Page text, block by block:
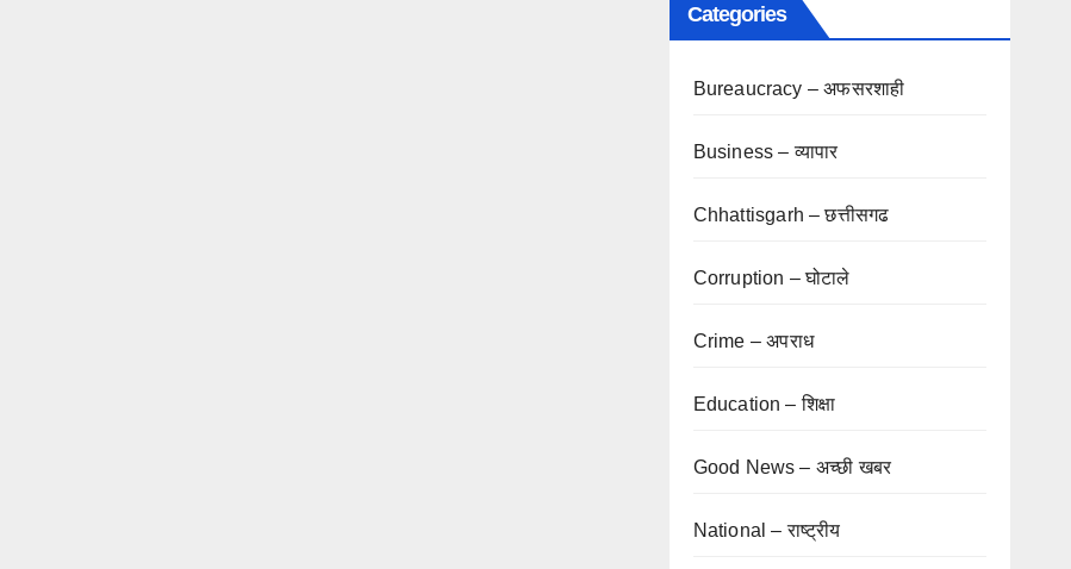
Categories
Bureaucracy – अफसरशाही
Business – व्यापार
Chhattisgarh – छत्तीसगढ
Corruption – घोटाले
Crime – अपराध
Education – शिक्षा
Good News – अच्छी खबर
National – राष्ट्रीय